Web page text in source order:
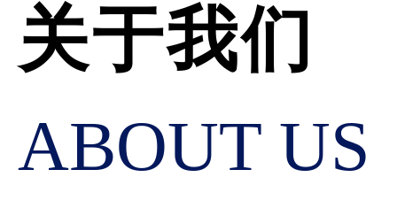
关于我们
ABOUT US